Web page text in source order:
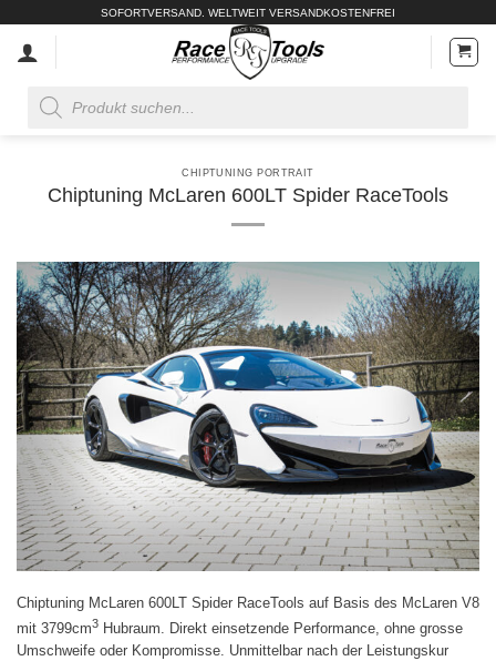
springen
SOFORTVERSAND. WELTWEIT VERSANDKOSTENFREI
search
CHIPTUNING PORTRAIT
Chiptuning McLaren 600LT Spider RaceTools
Chiptuning McLaren 600LT Spider RaceTools auf Basis des McLaren V8
mit 3799cm3 Hubraum. Direkt einsetzende Performance, ohne grosse
Umschweife oder Kompromisse. Unmittelbar nach der Leistungskur